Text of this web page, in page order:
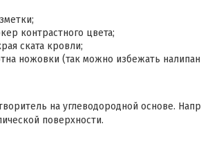
контрастного цвета;
ската кровли;
ножовки (так можно избежать
на углеводородной основе.
поверхности.